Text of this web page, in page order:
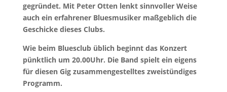
gegründet. Mit Peter Otten lenkt sinnvoller Weise
auch ein erfahrener Bluesmusiker maßgeblich die
Geschicke dieses Clubs.
Wie beim Bluesclub üblich beginnt das Konzert
pünktlich um 20.00Uhr. Die Band spielt ein eigens
für diesen Gig zusammengestelltes zweistündiges
Programm.